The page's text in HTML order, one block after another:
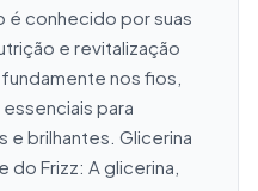
é conhecido por suas
e revitalização
nos fios,
para
e brilhantes. Glicerina
Frizz: A glicerina,